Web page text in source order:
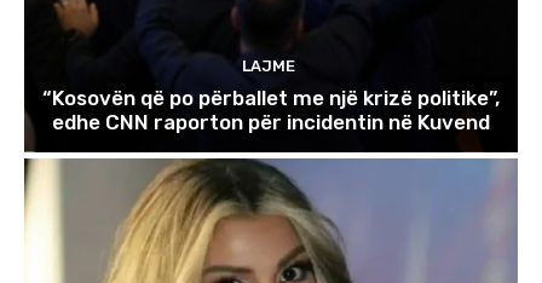
LAJME
“Kosovën që po përballet me një krizë politike”,
edhe CNN raporton për incidentin në Kuvend